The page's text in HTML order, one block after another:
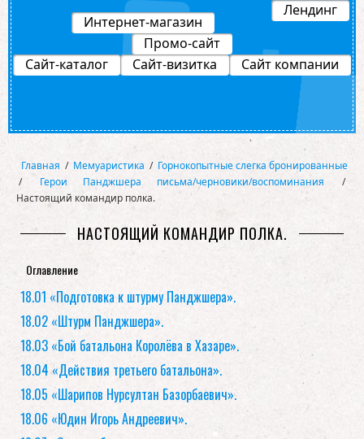
Лендинг
Промо-сайт
Интернет-магазин
Сайт-каталог Сайт-визитка Сайт компании
Главная / Мемуаристика / Горнокопытные слегка бронированные
/
Герои Панджшера письма/черновики/воспоминания
/
Настоящий командир полка.
НАСТОЯЩИЙ КОМАНДИР ПОЛКА.
Оглавление
18.01 «Подготовка к штурму Панджшера».
18.02 «Штурм Панджшера».
18.03 «Бой батальона Королёва в Хазаре».
18.04 «Действия третьего батальона».
18.05 «Шарипов Нурсултан Базорбаевич».
18.06 «Юдин Игорь Андреевич».